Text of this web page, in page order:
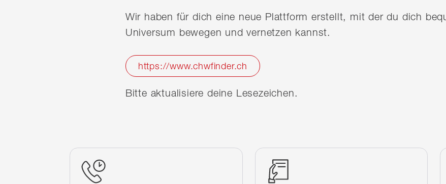
Wir haben für dich eine neue Plattform erstellt, mit der du dich
Universum bewegen und vernetzen kannst.
https://www.chwfinder.ch
Bitte aktualisiere deine Lesezeichen.